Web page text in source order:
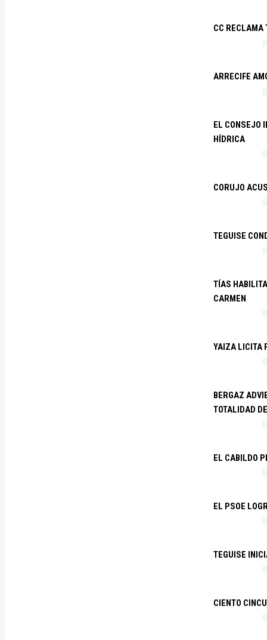
CC RECLAMA
ARRECIFE
EL CONSEJO
HÍDRICA
CORUJO
TEGUISE
TÍAS
CARMEN
YAIZA LICITA
BERGAZ
TOTALIDAD
EL CABILDO
EL PSOE
TEGUISE
CIENTO